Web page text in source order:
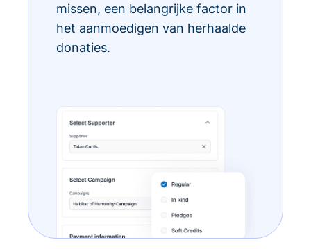
missen, een belangrijke factor in
het aanmoedigen van herhaalde
donaties.